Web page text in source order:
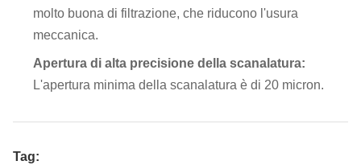
molto buona di filtrazione, che riducono l'usura
meccanica.
Apertura di alta precisione della scanalatura:
L'apertura minima della scanalatura è di 20 micron.
Tag: